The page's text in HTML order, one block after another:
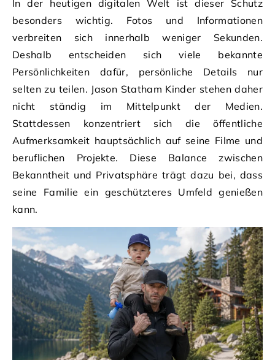
In der heutigen digitalen Welt ist dieser Schutz
besonders wichtig. Fotos und Informationen
verbreiten sich innerhalb weniger Sekunden.
Deshalb entscheiden sich viele bekannte
Persönlichkeiten dafür, persönliche Details nur
selten zu teilen. Jason Statham Kinder stehen daher
nicht ständig im Mittelpunkt der Medien.
Stattdessen konzentriert sich die öffentliche
Aufmerksamkeit hauptsächlich auf seine Filme und
beruflichen Projekte. Diese Balance zwischen
Bekanntheit und Privatsphäre trägt dazu bei, dass
seine Familie ein geschützteres Umfeld genießen
kann.